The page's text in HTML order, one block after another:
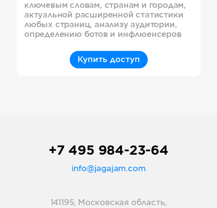
ключевым словам, странам и городам,
актуальной расширенной статистики
любых страниц, анализу аудитории,
определению ботов и инфлюенсеров
Купить доступ
+7 495 984-23-64
info@jagajam.com
141195, Московская область,